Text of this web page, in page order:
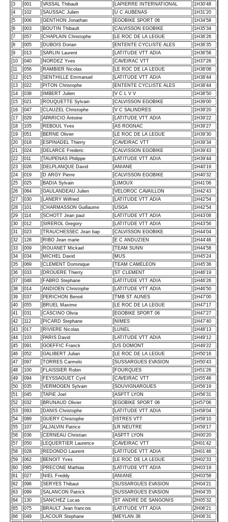
3
001 VASSAL Thibault LAPIERRE INTERNATIONAL
1H30’48
4
102 SAUSSAC Julien U C AUBENAS
1H31’20
5
006 GENTHON Jonathan EGOBIKE SPORT 06
1H34’58
6
003 BOUTIN Thibault CALVISSON EGOBIKE
1H35’34
7
057 CHAPLAIN Christophe LE ROC DE LA LEGUE
1H36’26
8
005 DUBOIS Dorian ENTENTE CYCLISTE ALES
1H36’35
9
013 SARLIN Laurent LATITUDE VTT ADIA
1H36’58
10
040 NORDEZ Yves CAVEIRAC VTT
1H37’26
11
056 RAMBIER Nicolas LE ROC DE LA LEGUE
1H38’08
12
015 SENTHILLE Emmanuel LATITUDE VTT ADIA
1H38’44
13
022 PITON Christophe ENTENTE CYCLISTE ALES
1H38’44
14
038 IMBERT Julien V C L V V
1H38’50
15
021 ROUQUETTE Sylvain CALVISSON EGOBIKE
1H39’00
16
047 CLAUZEL Christophe V C SALINDRES
1H39’20
17
029 APARICIO Antoine LATITUDE VTT ADIA
1H39’22
18
105 REBOUL Yves AS ROGNAC
1H39’27
19
051 BERNE Olivier LE ROC DE LA LEGUE
1H39’30
20
018 ESPINADEL Thierry CAVEIRAC VTT
1H39’34
21
024 DELARCE Frederic CALVISSON EGOBIKE
1H39’43
22
011 TAUPENAS Philippe LATITUDE VTT ADIA
1H39’44
23
026 DELPLANQUE David ANIANE
1H40’19
24
019 D ARGY Pierre CALVISSON EGOBIKE
1H40’32
25
025 BADIA Sylvain LIMOUX
1H41’06
26
084 GAULANDEAU Julien VELOROC CAVAILLON
1H42’43
27
030 LANERY Wilfried LATITUDE VTT ADIA
1H42’54
28
101 CHARMASSON Guillaume USGA
1H42’54
29
114 SCHOTT Jean paul LATITUDE VTT ADIA
1H43’08
30
012 SIREROL Gregory LATITUDE VTT ADIA
1H43’56
31
023 TRAUCHESSEC Jean bap CALVISSON EGOBIKE
1H44’04
32
128 RIBO Jean marie E C ANDUZIEN
1H44’46
33
009 ROUANET Mickael TEAM SUNN
1H44’58
34
034 MICHEL David MUS
1H45’24
35
069 CLEMENT Dominique TEAM CAMELEON
1H45’36
36
033 DROUERE Thierry ST CLEMENT
1H46’19
37
048 FABRO Stephane LATITUDE VTT ADIA
1H46’26
38
014 ANDIOEN Christophe LATITUDE VTT ADIA
1H46’50
39
037 PERICHON Benoit TMB ST AUNES
1H47’00
40
055 BRUEL Maxime LE ROC DE LA LEGUE
1H47’17
41
031 CASCINO Olivia EGOBIKE SPORT 06
1H47’27
42
112 PICARD Stephane NIMES
1H47’40
43
017 RIVIERE Nicolas LUNEL
1H48’13
44
103 PARIS David LATITUDE VTT ADIA
1H49’12
45
091 GOEFFIC Franck US DOMONT
1H49’22
46
052 GALIBERT Julian LE ROC DE LA LEGUE
1H50’16
47
097 TORRES Carmelo SUSSARGUES EVASION
1H50’43
48
100 FLAISSIER Robin FOURQUES
1H51’26
49
094 FEYSSAGUET Cyril CAVEIRAC VTT
1H55’46
50
035 VERMOGEN Sylvain SOUVIGNARGUES
1H56’19
51
045 TAPIE Joel ASPTT LYON
1H56’31
52
032 BRUNAUD Olivier EGOBIKE SPORT 06
1H57’06
53
093 DANIS Christophe LATITUDE VTT ADIA
1H58’04
54
089 GUERY Christophe ISTRES VTT
1H59’10
55
107 ALJALVIN Patrice LR NEUTRE
1H59’17
56
036 CERNEAU Christian ASPTT LYON
2H00’20
57
050 LEQUERTIER Laurence CAVEIRAC VTT
2H01’42
58
028 REDONDO Laurent LATITUDE VTT ADIA
2H01’46
59
062 BENOIT Yves LE ROC DE LA LEGUE
2H02’33
60
085 PRECONE Mathias LATITUDE VTT ADIA
2H03’19
61
027 NIEL Freddy ANIANE
2H03’58
62
096 SERYES Thibaut SUSSARGUES EVASION
2H04’21
63
099 SALANCON Patrick SUSSARGUES EVASION
2H04’35
64
130 SANCHEZ Lucas ST ANDRE DE SANGONIS
2H05’32
65
075 BRAULT Jean francois LATITUDE VTT ADIA
2H06’21
66
049 LACOUR Stephane MEYLAN 38
2H06’31